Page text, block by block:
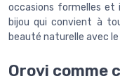
occasions formelles et
bijou qui convient à
beauté naturelle avec
Orovi comme